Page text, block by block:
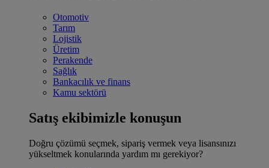
Otomotiv
Tarım
Lojistik
Üretim
Perakende
Sağlık
Bankacılık ve finans
Kamu sektörü
Satış ekibimizle konuşun
Doğru çözümü seçmek, sipariş vermek veya lisansınızı
yükseltmek konularında yardım mı gerekiyor?